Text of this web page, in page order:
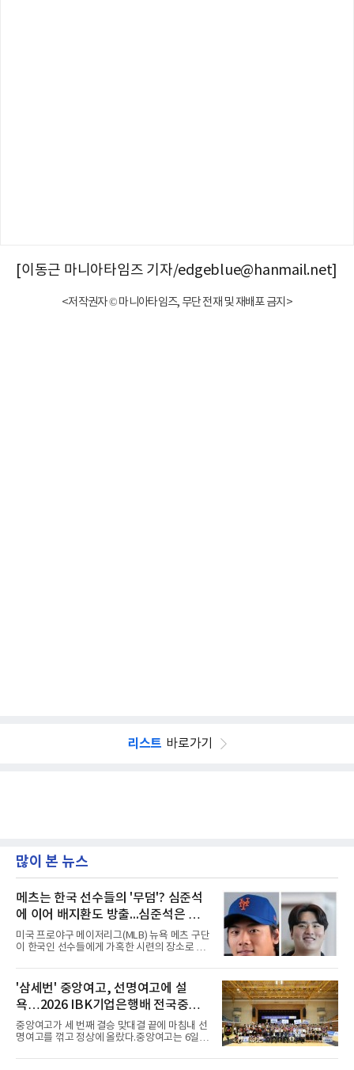
[이동근 마니아타임즈 기자/edgeblue@hanmail.net]
<저작권자 © 마니아타임즈, 무단 전재 및 재배포 금지>
리스트 바로가기
많이 본 뉴스
메츠는 한국 선수들의 '무덤'? 심준석
에 이어 배지환도 방출...심준석은 이
미 귀국, 배지환은 미국 잔류할 듯
미국 프로야구 메이저리그(MLB) 뉴욕 메츠 구단
이 한국인 선수들에게 가혹한 시련의 장소로 전
대형 유망주로 기대를 모았던 투수 심준석에 이
어, 빅리그 경력을 지닌 내외야수 배지환까지 연
달아 뉴욕 메츠 산하 마이너리그에서 방출 통보
를 받는 아픔을 겪었다. 두 선수의 동반 이탈은
메츠 구단이 유독 한국 선수들에게 '기회의 땅'이
아닌 '무덤'처럼 작용하고 있음을 방증하고 있다.
고교 시절 시속 160km에 달하는 강속구로 큰 스
'삼세번' 중앙여고, 선명여고에 설
욕…2026 IBK기업은행배 전국중고
배구대회 우승
중앙여고가 세 번째 결승 맞대결 끝에 마침내 선
명여고를 꺾고 정상에 올랐다.중앙여고는 6일
행배 전국중고배구대회 18세 이하 여자부 결승